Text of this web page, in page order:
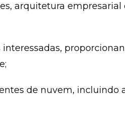
arquitetura
de nuvem, incluindo